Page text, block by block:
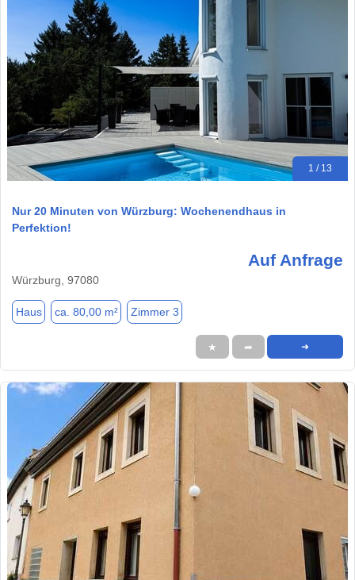
1 / 13
Nur 20 Minuten von Würzburg: Wochenendhaus in
Perfektion!
Auf Anfrage
Würzburg, 97080
Haus ca. 80,00 m² Zimmer 3
★ ➦ ➜